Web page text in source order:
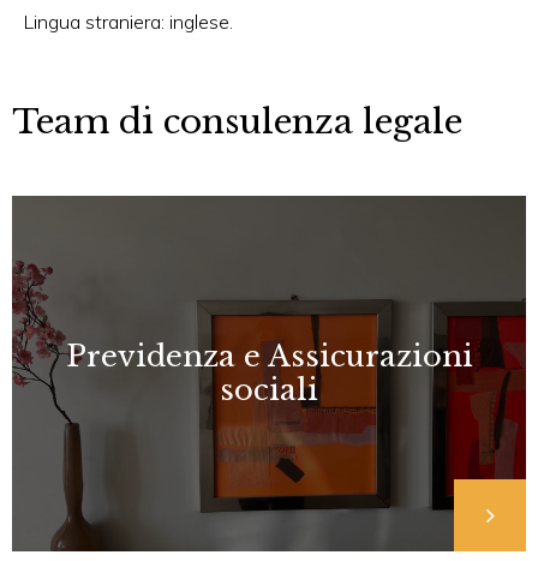
Lingua straniera: inglese.
Team di consulenza legale
Previdenza e Assicurazioni
sociali